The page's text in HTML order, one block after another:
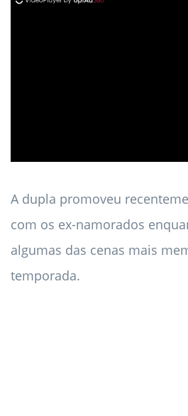
A dupla promoveu
com os ex-namorados
algumas das cenas mais
temporada.